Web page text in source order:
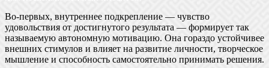
Во-первых, внутреннее подкрепление — чувство
удовольствия от достигнутого результата — формирует так
называемую автономную мотивацию. Она гораздо устойчивее
внешних стимулов и влияет на развитие личности, творческое
мышление и способность самостоятельно принимать решения.